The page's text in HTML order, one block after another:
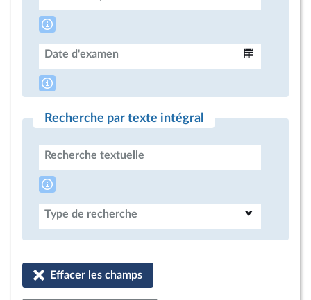
Date d'examen
Recherche par texte intégral
Recherche textuelle
Type de recherche
Effacer les champs